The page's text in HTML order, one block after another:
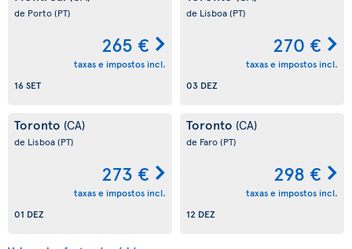
de Porto(PT)
265 €
taxas e impostos incl.
16 SET
de Lisboa(PT)
270 €
taxas e impostos incl.
03 DEZ
Toronto (CA)
de Lisboa(PT)
273 €
taxas e impostos incl.
01 DEZ
Toronto (CA)
de Faro(PT)
298 €
taxas e impostos incl.
12 DEZ